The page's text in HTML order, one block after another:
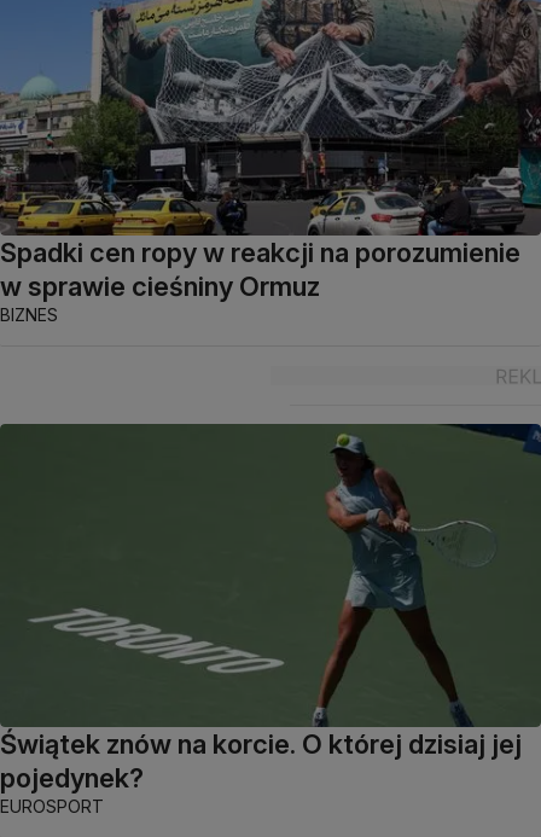
Spadki cen ropy w reakcji na porozumienie
w sprawie cieśniny Ormuz
BIZNES
Świątek znów na korcie. O której dzisiaj jej
pojedynek?
EUROSPORT